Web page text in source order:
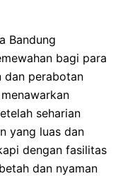
Bandung
bagi para
dan perabotan
seharian
yang luas dan
dengan fasilitas
dan nyaman